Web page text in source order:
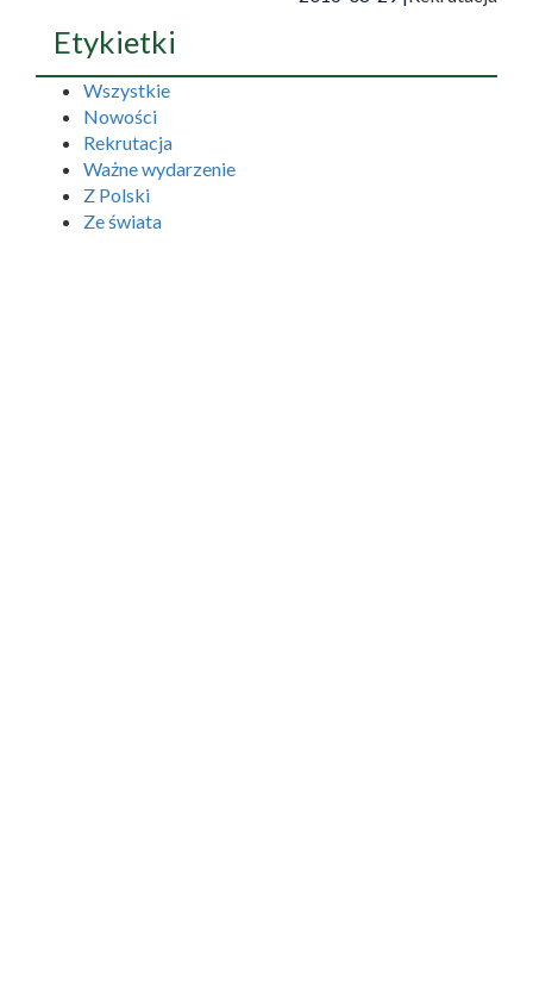
Etykietki
Wszystkie
Nowości
Rekrutacja
Ważne wydarzenie
Z Polski
Ze świata